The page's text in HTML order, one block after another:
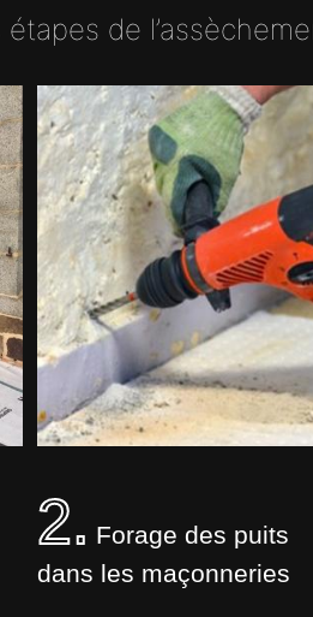
de
2. Forage des puits
dans les maçonneries